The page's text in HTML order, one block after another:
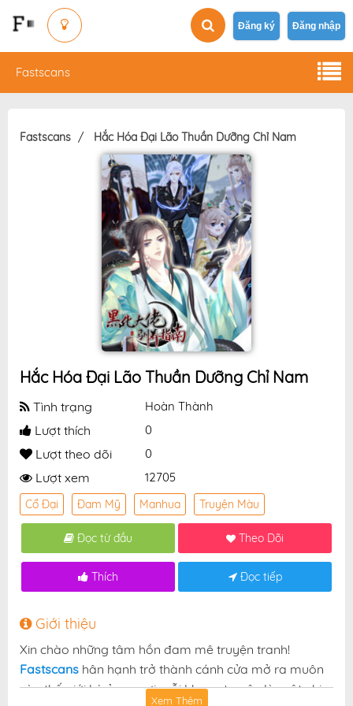
Đăng ký Đăng nhập
Fastscans
Fastscans Hắc Hóa Đại Lão Thuần Dưỡng Chỉ Nam
Hắc Hóa Đại Lão Thuần Dưỡng Chỉ Nam
Tình trạng Hoàn Thành
Lượt thích 0
Lượt theo dõi 0
Lượt xem 12705
Cổ Đại Đam Mỹ Manhua Truyện Màu
Đọc từ đầu Theo Dõi
Thích Đọc tiếp
Giới thiệu
Xin chào những tâm hồn đam mê truyện tranh!
Fastscans hân hạnh trở thành cánh cửa mở ra muôn
vàn thế giới kỳ ảo — nơi mỗi khung truyện là một nhịp
Xem Thêm